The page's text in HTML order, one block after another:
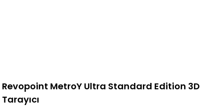
Revopoint MetroY Ultra Standard Edition 3D
Tarayıcı